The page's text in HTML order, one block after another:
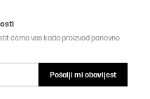
ćemo vas kada proizvod ponovno
Pošalji mi obavijest